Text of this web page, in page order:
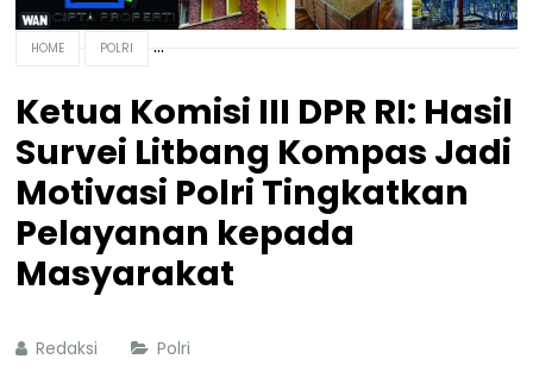
HOME POLRI
Ketua Komisi III DPR RI: Hasil
Survei Litbang Kompas Jadi
Motivasi Polri Tingkatkan
Pelayanan kepada
Masyarakat
Redaksi Polri